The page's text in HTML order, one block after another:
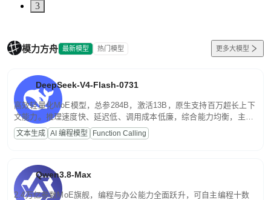
3
模力方舟 最新模型 热门模型 更多大模型
DeepSeek-V4-Flash-0731
高效轻量化MoE模型，总参284B，激活13B，原生支持百万超长上下
文能力。推理速度快、延迟低、调用成本低廉，综合能力均衡，主打
高并发、轻量化任务，适合日常对话、内容创作、基础 RAG、批量
文案处理等普惠刚需场景。
文本生成 AI 编程模型 Function Calling
Qwen3.8-Max
2.4万亿参数MoE旗舰，编程与办公能力全面跃升，可自主编程十数